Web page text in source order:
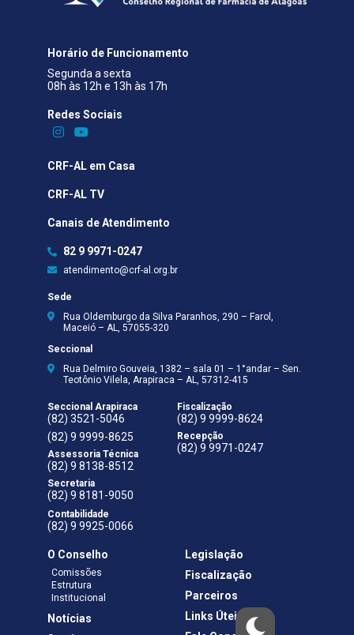
Horário de Funcionamento
Segunda a sexta
08h às 12h e 13h às 17h
Redes Sociais​
CRF-AL em Casa
CRF-AL TV
Canais de Atendimento
82 9 9971-0247
atendimento@crf-al.org.br
Sede
Rua Oldemburgo da Silva Paranhos, 290 – Farol,
Maceió – AL, 57055-320
Seccional
Rua Delmiro Gouveia, 1382 – sala 01 – 1°andar – Sen.
Teotônio Vilela, Arapiraca – AL, 57312-415
Seccional Arapiraca
(82) 3521-5046
(82) 9 9999-8625
Assessoria Técnica
(82) 9 8138-8512
Secretaria
(82) 9 8181-9050
Contabilidade
(82) 9 9925-0066
Fiscalização
(82) 9 9999-8624
Recepção
(82) 9 9971-0247
O Conselho
Comissões
Estrutura
Institucional
Notícias
Legislação
Fiscalização
Parceiros
Links Úteis